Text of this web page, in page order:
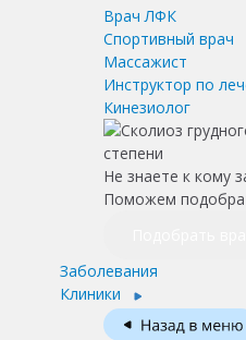
Врач ЛФК
Спортивный врач
Массажист
Инструктор по
Кинезиолог
Не знаете к кому
Поможем
Заболевания
Клиники